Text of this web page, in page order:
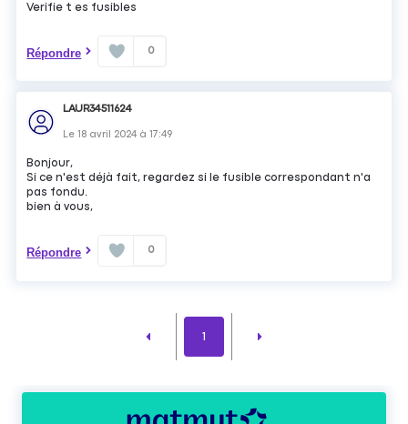
Verifie t es fusibles
Répondre 0
LAUR34511624
Le18 avril 2024 à17:49
Bonjour,
Si ce n'est déjà fait, regardez si le fusible correspondant n'a
pas fondu.
bien à vous,
Répondre 0
1